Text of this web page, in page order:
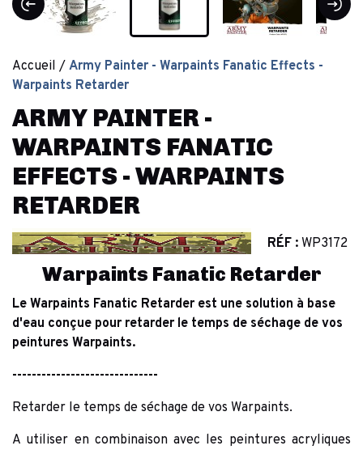
Accueil
Army Painter - Warpaints Fanatic Effects -
Warpaints Retarder
ARMY PAINTER -
WARPAINTS FANATIC
EFFECTS - WARPAINTS
RETARDER
RÉF : WP3172
Warpaints Fanatic Retarder
Le Warpaints Fanatic Retarder est une solution à base
d'eau conçue pour retarder le temps de séchage de vos
peintures Warpaints.
------------------------------
Retarder le temps de séchage de vos Warpaints.
A utiliser en combinaison avec les peintures acryliques